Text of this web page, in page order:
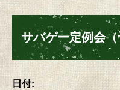
サバゲー定例会（
日付: